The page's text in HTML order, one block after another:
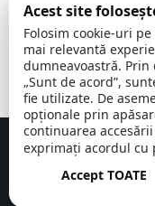
08:00 -
16:30
, vineri:
08:00 -
14:00
Comuna Cerchezu ©
Concept realizat de
Acest site
Folosim cookie-uri
mai relevantă
dumneavoastră.
„Sunt de acord”,
fie utilizate. De
opționale prin
continuarea
exprimați acordul cu
Accept TOATE